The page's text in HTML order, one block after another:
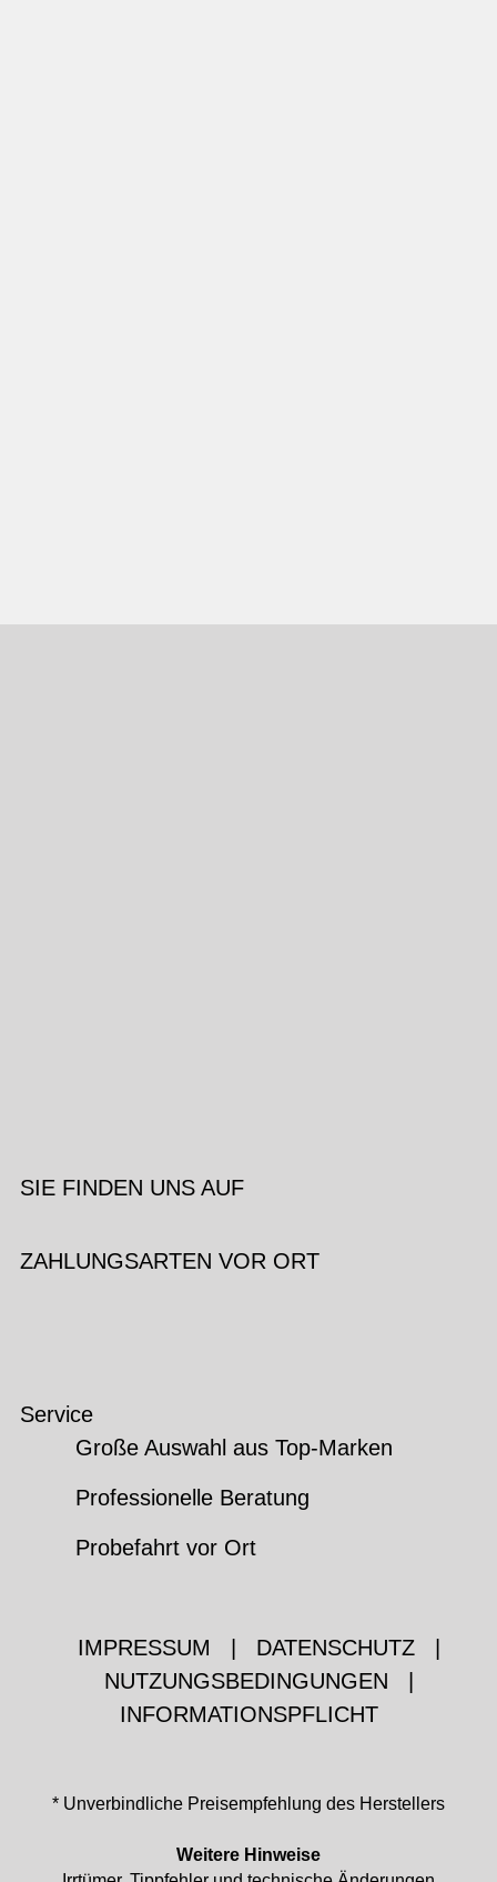
SIE FINDEN UNS AUF
ZAHLUNGSARTEN VOR ORT
Service
Große Auswahl aus Top-Marken
Professionelle Beratung
Probefahrt vor Ort
IMPRESSUM DATENSCHUTZ
NUTZUNGSBEDINGUNGEN
INFORMATIONSPFLICHT
* Unverbindliche Preisempfehlung des Herstellers
Weitere Hinweise